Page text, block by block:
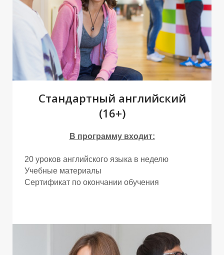
Р
Стандартный английский
(16+)
В программу входит:
20 уроков английского языка в неделю
Учебные материалы
Сертификат по окончании обучения
Р